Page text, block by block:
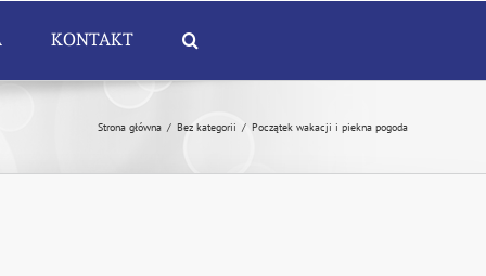
KONTAKT
Strona główna / Bez kategorii / Początek wakacji i piekna pogoda